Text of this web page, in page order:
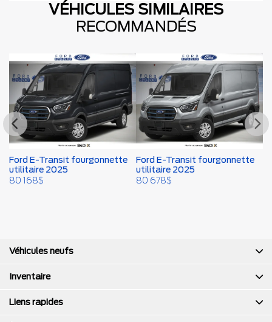
VÉHICULES SIMILAIRES
RECOMMANDÉS
Ford E-Transit fourgonnette
utilitaire 2025
80 168$
Ford E-Transit fourgonnette
utilitaire 2025
80 678$
Véhicules neufs
Inventaire
Liens rapides